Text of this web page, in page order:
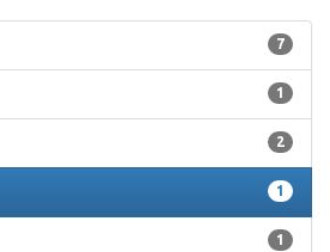
7
1
2
1
1